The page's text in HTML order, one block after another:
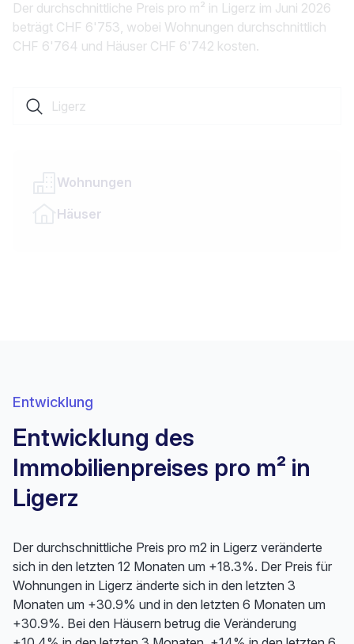
Der durchschnittliche Preis pro m² in Ligerz im Juni 2026
beträgt CHF 6'753, wobei Wohnungen durchschnittlich
CHF 6'764 und Häuser CHF 6'742 kosten.
Wohnungen
Häuser
Entwicklung
Entwicklung des
Immobilienpreises pro m² in
Ligerz
Der durchschnittliche Preis pro m2 in Ligerz veränderte
sich in den letzten 12 Monaten um +18.3%. Der Preis für
Wohnungen in Ligerz änderte sich in den letzten 3
Monaten um +30.9% und in den letzten 6 Monaten um
+30.9%. Bei den Häusern betrug die Veränderung